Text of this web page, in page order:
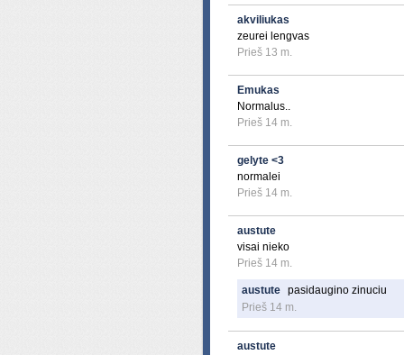
akviliukas
zeurei lengvas
Prieš 13 m.
Emukas
Normalus..
Prieš 14 m.
gelyte <3
normalei
Prieš 14 m.
austute
visai nieko
Prieš 14 m.
austute pasidaugino zinuciu
Prieš 14 m.
austute